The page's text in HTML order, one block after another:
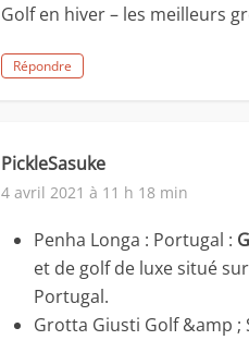
Golf en hiver – les meilleurs
Répondre
PickleSasuke
4 avril 2021 à 11 h 18 min
Penha Longa : Portugal :
et de golf de luxe situé
Portugal.
Grotta Giusti Golf &amp ;